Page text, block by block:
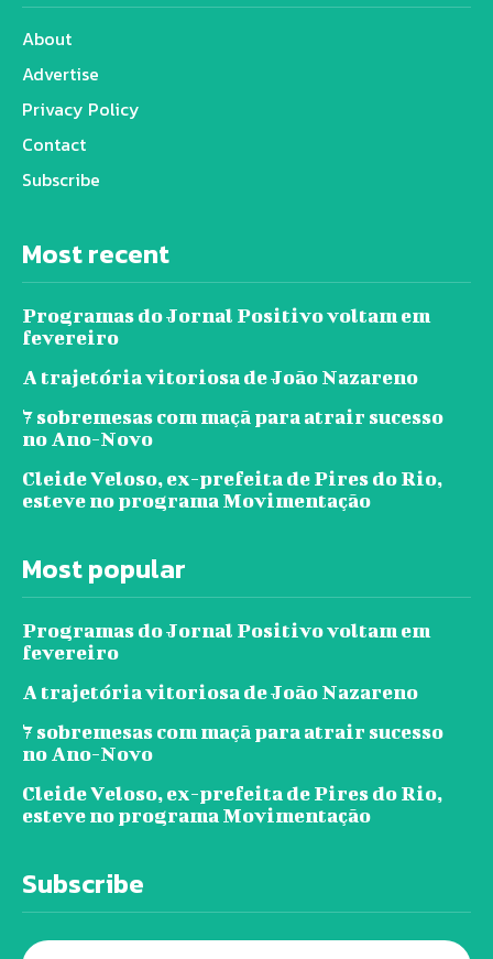
About
Advertise
Privacy Policy
Contact
Subscribe
Most recent
Programas do Jornal Positivo voltam em
fevereiro
A trajetória vitoriosa de João Nazareno
7 sobremesas com maçã para atrair sucesso
no Ano-Novo
Cleide Veloso, ex-prefeita de Pires do Rio,
esteve no programa Movimentação
Most popular
Programas do Jornal Positivo voltam em
fevereiro
A trajetória vitoriosa de João Nazareno
7 sobremesas com maçã para atrair sucesso
no Ano-Novo
Cleide Veloso, ex-prefeita de Pires do Rio,
esteve no programa Movimentação
Subscribe